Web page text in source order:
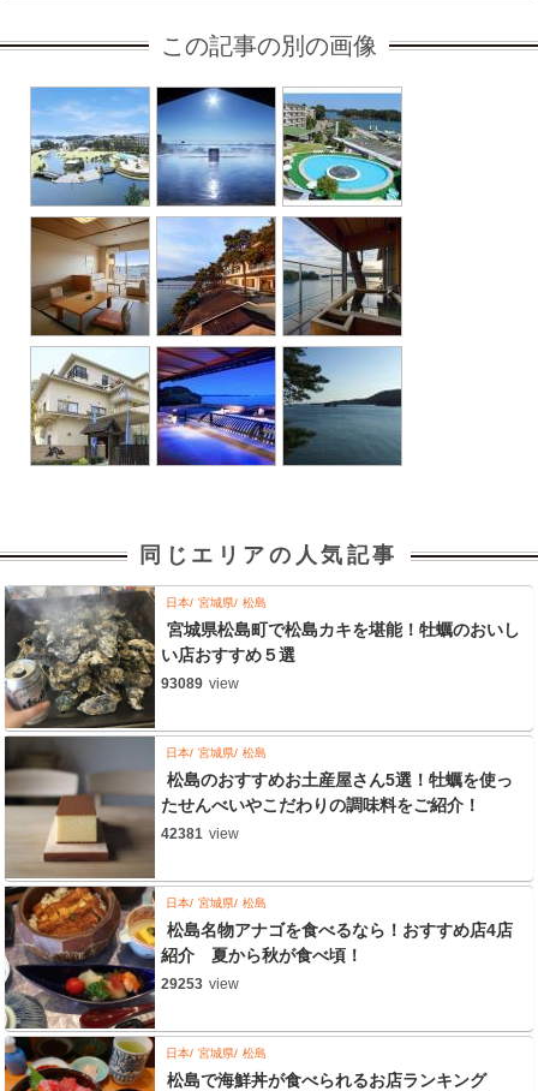
この記事の別の画像
同じエリアの人気記事
日本 宮城県 松島
宮城県松島町で松島カキを堪能！牡蠣のおいし
い店おすすめ５選
93089 view
日本 宮城県 松島
松島のおすすめお土産屋さん5選！牡蠣を使っ
たせんべいやこだわりの調味料をご紹介！
42381 view
日本 宮城県 松島
松島名物アナゴを食べるなら！おすすめ店4店
紹介 夏から秋が食べ頃！
29253 view
日本 宮城県 松島
松島で海鮮丼が食べられるお店ランキング